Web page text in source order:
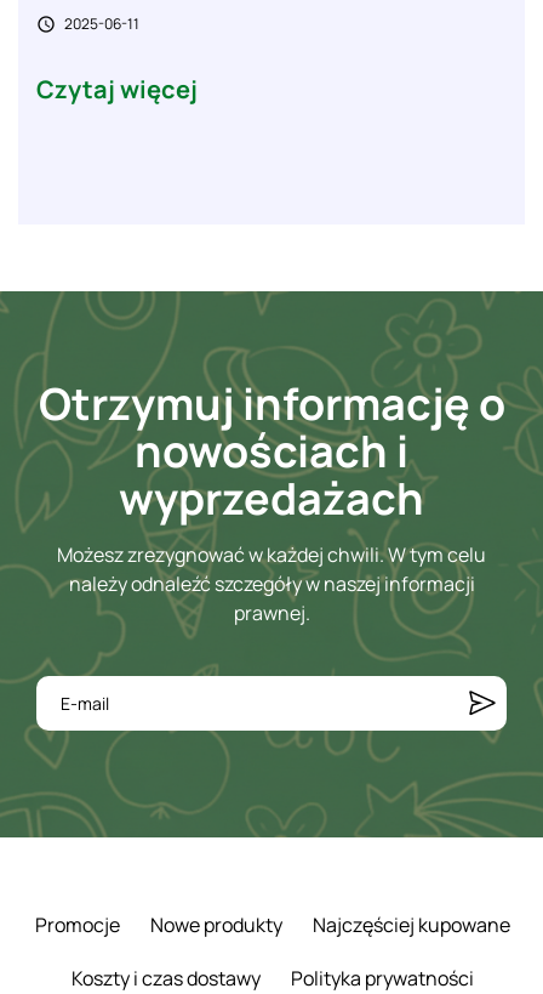
 2025-06-11
Czytaj więcej
Otrzymuj informację o
nowościach i
wyprzedażach
Możesz zrezygnować w każdej chwili. W tym celu
należy odnaleźć szczegóły w naszej informacji
prawnej.
Promocje Nowe produkty
Najczęściej kupowane
Koszty i czas dostawy
Polityka prywatności